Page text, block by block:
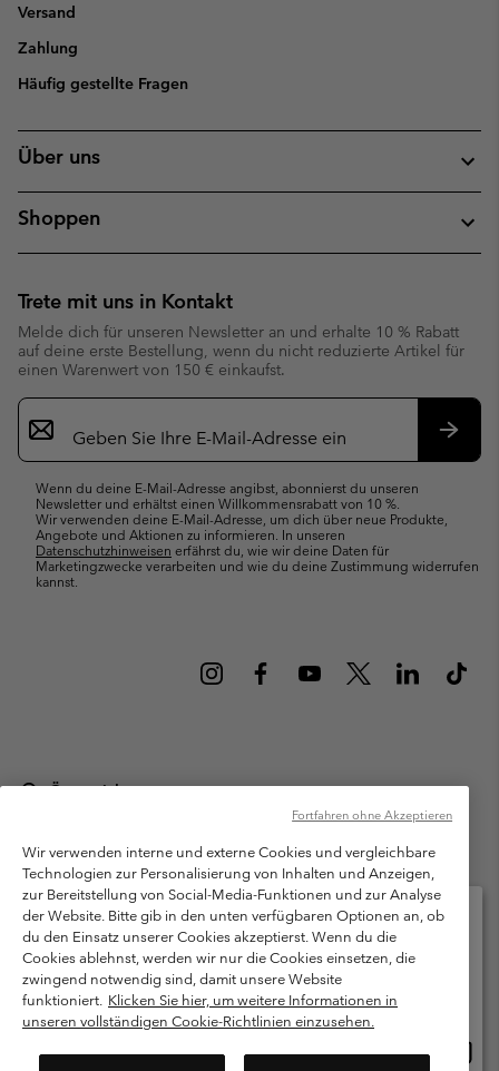
Versand
Zahlung
Häufig gestellte Fragen
Über uns
Shoppen
Trete mit uns in Kontakt
Melde dich für unseren Newsletter an und erhalte 10 % Rabatt
auf deine erste Bestellung, wenn du nicht reduzierte Artikel für
einen Warenwert von 150 € einkaufst.
Newsletter-
Anmeldung
Wenn du deine E-Mail-Adresse angibst, abonnierst du unseren
Newsletter und erhältst einen Willkommensrabatt von 10 %.
Wir verwenden deine E-Mail-Adresse, um dich über neue Produkte,
Angebote und Aktionen zu informieren. In unseren
Datenschutzhinweisen erfährst du, wie wir deine Daten für
Marketingzwecke verarbeiten und wie du deine Zustimmung widerrufen
kannst.
Österreich
Columbia Sportswear Austria GmbH. Moosfeldstraße 1, 5101
Bergheim, Salzburg Österreich. Alle Rechte vorbehalten.
Nutzungsbedingungen
Allgemeine Verkaufsbedingungen
Garantie
Datenschutzerklärung
Bestimmungen und Bedingungen des Mitglieder Programms
Nutzungsbedingungen Für Nutzergenerierte Inhalte
Cookies
Wir verwenden interne und externe Cookies und vergleichbare
Technologien zur Personalisierung von Inhalten und Anzeigen,
zur Bereitstellung von Social-Media-Funktionen und zur Analyse
der Website. Bitte gib in den unten verfügbaren Optionen an, ob
du den Einsatz unserer Cookies akzeptierst. Wenn du die
Cookies ablehnst, werden wir nur die Cookies einsetzen, die
zwingend notwendig sind, damit unsere Website
funktioniert. Klicken Sie hier, um weitere Informationen in
unseren vollständigen Cookie-Richtlinien einzusehen.
Fortfahren ohne Akzeptieren
Bitte wählen Sie Ihr Lieferland und Ihre Sprache
Online-Einkauf verfügbar